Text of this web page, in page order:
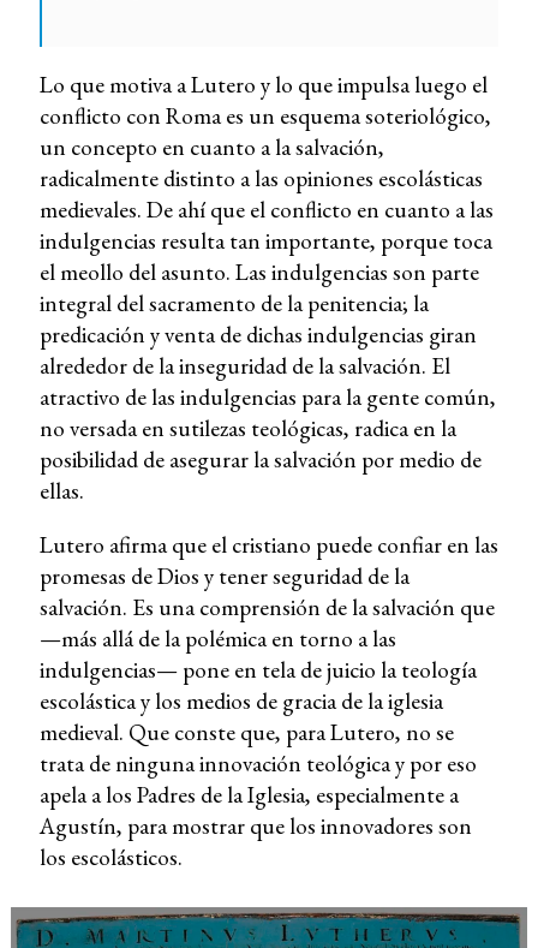
Lo que motiva a Lutero y lo que impulsa luego el
conflicto con Roma es un esquema soteriológico,
un concepto en cuanto a la salvación,
radicalmente distinto a las opiniones escolásticas
medievales. De ahí que el conflicto en cuanto a las
indulgencias resulta tan importante, porque toca
el meollo del asunto. Las indulgencias son parte
integral del sacramento de la penitencia; la
predicación y venta de dichas indulgencias giran
alrededor de la inseguridad de la salvación. El
atractivo de las indulgencias para la gente común,
no versada en sutilezas teológicas, radica en la
posibilidad de asegurar la salvación por medio de
ellas.
Lutero afirma que el cristiano puede confiar en las
promesas de Dios y tener seguridad de la
salvación. Es una comprensión de la salvación que
—más allá de la polémica en torno a las
indulgencias— pone en tela de juicio la teología
escolástica y los medios de gracia de la iglesia
medieval. Que conste que, para Lutero, no se
trata de ninguna innovación teológica y por eso
apela a los Padres de la Iglesia, especialmente a
Agustín, para mostrar que los innovadores son
los escolásticos.